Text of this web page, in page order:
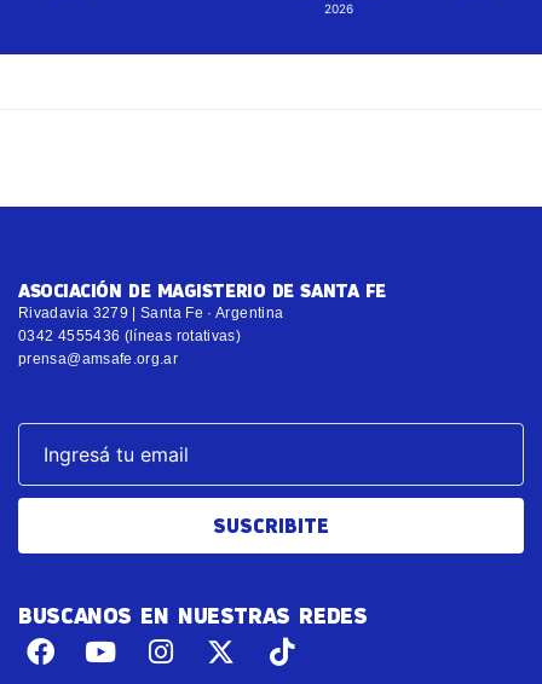
2026
ASOCIACIÓN DE MAGISTERIO DE SANTA FE
Rivadavia 3279 | Santa Fe · Argentina
0342 4555436 (líneas rotativas)
prensa@amsafe.org.ar
SUSCRIBITE
BUSCANOS EN NUESTRAS REDES